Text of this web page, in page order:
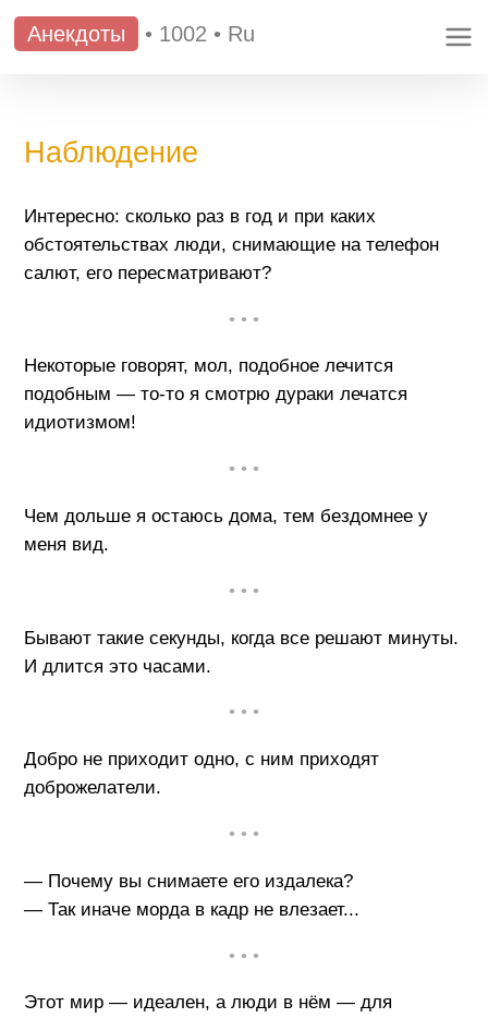
Анекдоты • 1002 • Ru
Наблюдение
Интересно: сколько раз в год и при каких
обстоятельствах люди, снимающие на телефон
салют, его пересматривают?
• • •
Некоторые говорят, мол, подобное лечится
подобным — то-то я смотрю дураки лечатся
идиотизмом!
• • •
Чем дольше я остаюсь дома, тем бездомнее у
меня вид.
• • •
Бывают такие секунды, когда все решают минуты.
И длится это часами.
• • •
Добро не приходит одно, с ним приходят
доброжелатели.
• • •
— Почему вы снимаете его издалека?
— Так иначе морда в кадр не влезает...
• • •
Этот мир — идеален, а люди в нём — для